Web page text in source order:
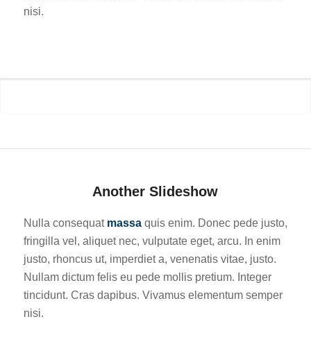
nisi.
Another Slideshow
Nulla consequat massaquis enim. Donec pede justo,
fringilla vel, aliquet nec, vulputate eget, arcu. In enim
justo, rhoncus ut, imperdiet a, venenatis vitae, justo.
Nullam dictum felis eu pede mollis pretium. Integer
tincidunt. Cras dapibus. Vivamus elementum semper
nisi.